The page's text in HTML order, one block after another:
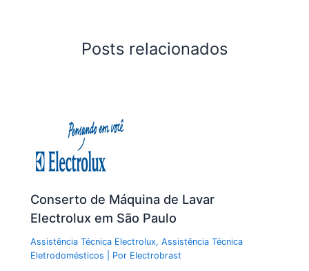
Posts relacionados
Conserto de Máquina de Lavar
Electrolux em São Paulo
Assistência Técnica Electrolux,Assistência Técnica
Eletrodomésticos | Por Electrobrast